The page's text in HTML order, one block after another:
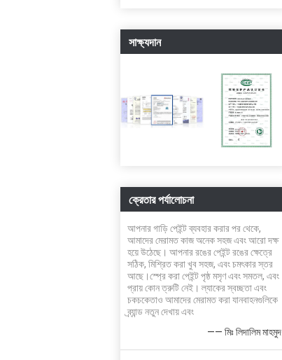
সাক্ষ্যদান
ক্রেতার পর্যালোচনা
আপনার গাড়ি পেইন্ট ব্যবহার করার পর থেকে,
আমাদের মেরামত কাজ অনেক সহজ এবং আরো দক্ষ
হয়ে উঠেছে। আপনার রঙের পেইন্ট রঙের ক্ষেত্রে
সঠিক, মিশ্রিত করা খুব সহজ, এবং চমৎকার স্তর
আছে।স্প্রে করা পেইন্ট পৃষ্ঠ মসৃণ এবং সমতল, এবং
প্রায় কোন ত্রুটি নেই। ল্যাকের স্বচ্ছতা এবং
চকচকেতাও আমাদের মেরামত করা যানবাহনগুলিকে
ব্র্যান্ড নতুন দেখায় এবং
—— মিঃ লিদালিম মাহমুদ